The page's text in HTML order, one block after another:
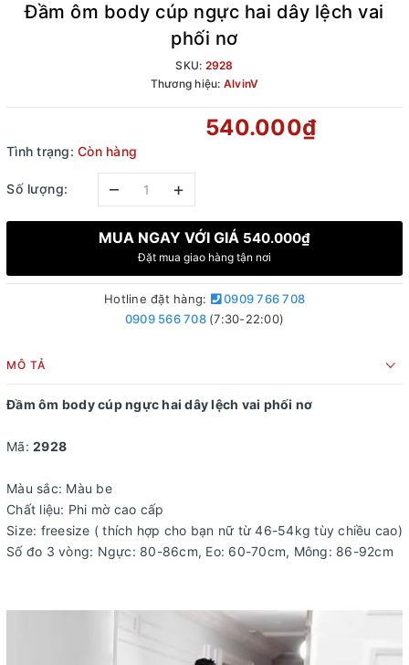
Đầm ôm body cúp ngực hai dây lệch vai
phối nơ
SKU: 2928
Thương hiệu: AlvinV
540.000₫
Tình trạng: Còn hàng
Số lượng: – +
MUA NGAY VỚI GIÁ 540.000₫
Đặt mua giao hàng tận nơi
Hotline đặt hàng:
0909 766 708
0909 566 708 (7:30-22:00)
MÔ TẢ
Đầm ôm body cúp ngực hai dây lệch vai phối nơ
Mã: 2928
Màu sắc: Màu be
Chất liệu: Phi mờ cao cấp
Size: freesize ( thích hợp cho bạn nữ từ 46-54kg tùy chiều cao)
Số đo 3 vòng: Ngực: 80-86cm, Eo: 60-70cm, Mông: 86-92cm